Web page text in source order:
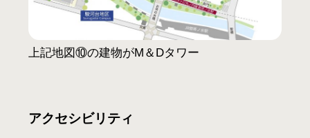
上記地図⑩の建物がM＆Dタワー
アクセシビリティ